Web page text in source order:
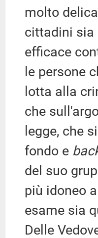
molto
cittadini sia
efficace
le persone
lotta alla
che
legge, che
fondo e
del suo
più idoneo
esame sia
Delle